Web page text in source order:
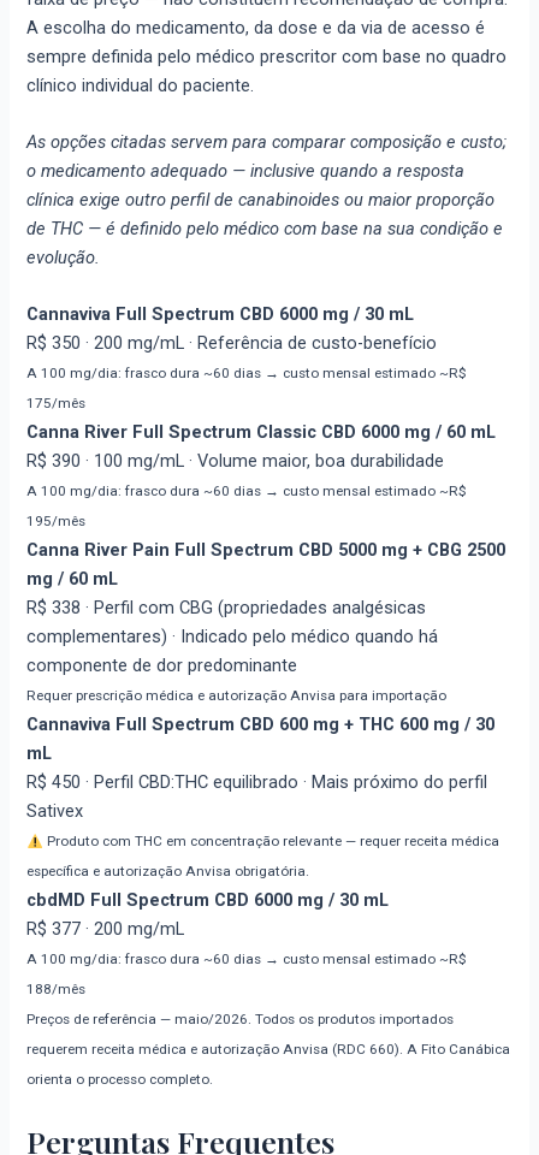
A escolha do medicamento, da dose e da via de acesso é
sempre definida pelo médico prescritor com base no quadro
clínico individual do paciente.
As opções citadas servem para comparar composição e custo;
o medicamento adequado — inclusive quando a resposta
clínica exige outro perfil de canabinoides ou maior proporção
de THC — é definido pelo médico com base na sua condição e
evolução.
Cannaviva Full Spectrum CBD 6000 mg / 30 mL
R$ 350 · 200 mg/mL · Referência de custo-benefício
A 100 mg/dia: frasco dura ~60 dias → custo mensal estimado ~R$
175/mês
Canna River Full Spectrum Classic CBD 6000 mg / 60 mL
R$ 390 · 100 mg/mL · Volume maior, boa durabilidade
A 100 mg/dia: frasco dura ~60 dias → custo mensal estimado ~R$
195/mês
Canna River Pain Full Spectrum CBD 5000 mg + CBG 2500
mg / 60 mL
R$ 338 · Perfil com CBG (propriedades analgésicas
complementares) · Indicado pelo médico quando há
componente de dor predominante
Requer prescrição médica e autorização Anvisa para importação
Cannaviva Full Spectrum CBD 600 mg + THC 600 mg / 30
mL
R$ 450 · Perfil CBD:THC equilibrado · Mais próximo do perfil
Sativex
Produto com THC em concentração relevante — requer receita médica
específica e autorização Anvisa obrigatória.
cbdMD Full Spectrum CBD 6000 mg / 30 mL
R$ 377 · 200 mg/mL
A 100 mg/dia: frasco dura ~60 dias → custo mensal estimado ~R$
188/mês
Preços de referência — maio/2026. Todos os produtos importados
requerem receita médica e autorização Anvisa (RDC 660). A Fito Canábica
orienta o processo completo.
Perguntas Frequentes